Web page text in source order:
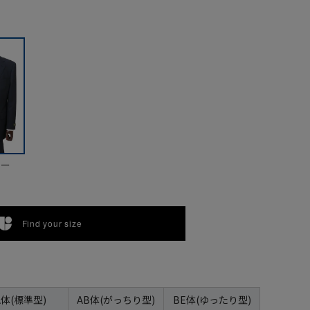
Find your size
(標準型) AB体(がっちり型) BE体(ゆったり型)